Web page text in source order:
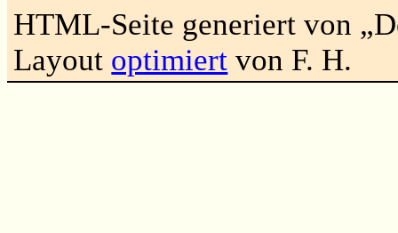
HTML-Seite generiert von
Layout optimiert von F. H.